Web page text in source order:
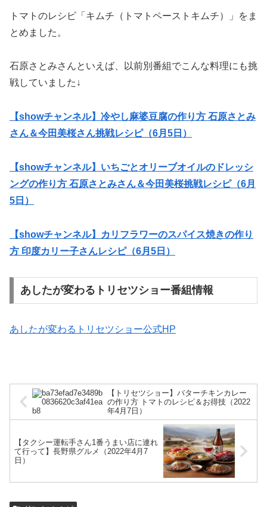
トマトのレシピ「キムチ（トマトペーストキムチ）」をま
とめました。
石原さとみさんといえば、以前別番組でこんな料理にも挑
戦していました↓
【showチャンネル】冷やし麻婆豆腐の作り方 石原さとみ
さん＆今田美桜さん挑戦レシピ（6月5日）
【showチャンネル】いちごとオリーブオイルのドレッシ
ングの作り方 石原さとみさん＆今田美桜挑戦レシピ（6月
5日）
【showチャンネル】カリフラワーのスパイス焼きの作り
方 印度カリー子さんレシピ（6月5日）
あしたが変わるトリセツショー番組情報
あしたが変わるトリセツショー公式HP
【トリセツショー】バターチキンカレー
の作り方 トマトのレシピ＆お得技（2022
年4月7日）
【タクシー運転手さん1番うまい店に連れ
て行って】長野県グルメ（2022年4月7
日）